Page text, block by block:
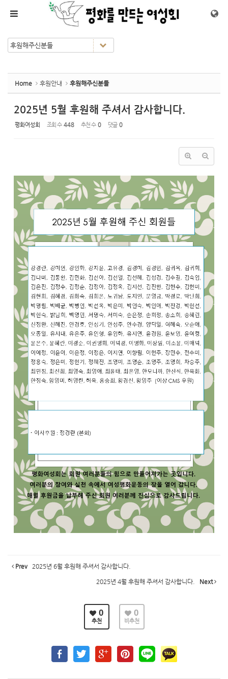
Home 후원안내 후원해주신분들
2025년 5월 후원해 주셔서 감사합니다.
평화여성회 조회 수 448 추천 수 0 댓글 0
Prev 2025년 6월 후원해 주셔서 감사합니다.
2025년 4월 후원해 주셔서 감사합니다. Next
0
추천
0
비추천